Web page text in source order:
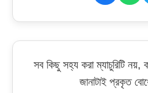
সব কিছু সহ্য করা ম্যাচুরিটি নয়,
জানাটাই প্রকৃত